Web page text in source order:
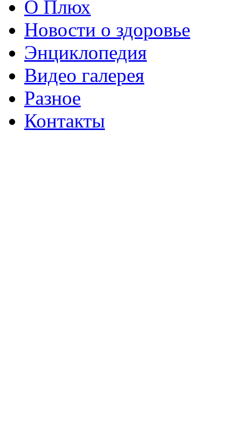
О Плюх
Новости о здоровье
Энциклопедия
Видео галерея
Разное
Контакты